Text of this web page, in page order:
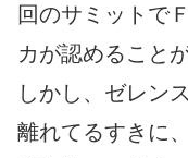
回のサミットで
カが認めること
しかし、ゼレン
離れてるすきに